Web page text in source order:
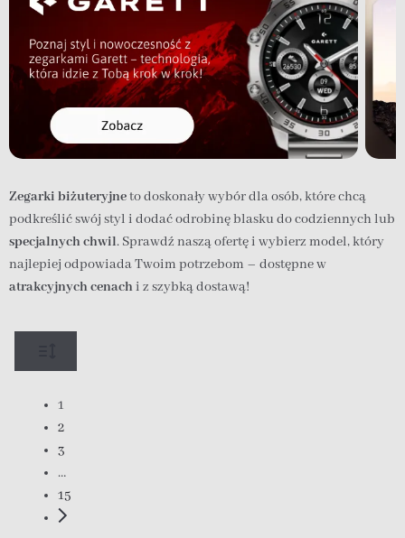
Zegarki biżuteryjneto doskonały wybór dla osób, które chcą
podkreślić swój styl i dodać odrobinę blasku do codziennych lub
specjalnych chwil. Sprawdź naszą ofertę i wybierz model, który
najlepiej odpowiada Twoim potrzebom – dostępne w
atrakcyjnych cenachi z szybką dostawą!
1
2
3
…
15